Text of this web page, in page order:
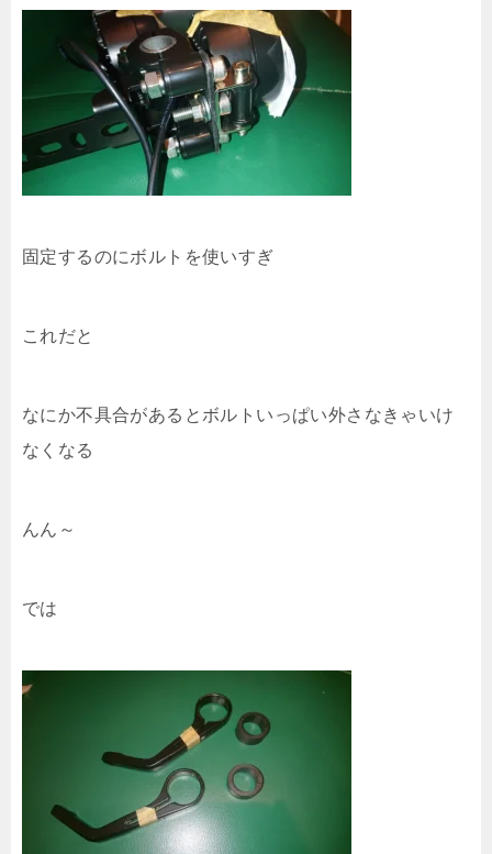
固定するのにボルトを使いすぎ
これだと
なにか不具合があるとボルトいっぱい外さなきゃいけ
なくなる
んん～
では